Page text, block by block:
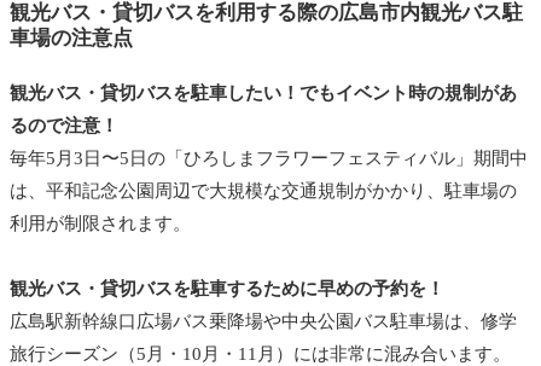
観光バス・ 貸切バスを利用する際の広島市内観光バス駐
車場の注意点
観光バス・貸切バスを駐車したい！でもイベント時の規制があ
るので注意！
毎年5月3日〜5日の「ひろしまフラワーフェスティバル」期間中
は、平和記念公園周辺で大規模な交通規制がかかり、駐車場の
利用が制限されます。
観光バス・貸切バスを駐車するために早めの予約を！
広島駅新幹線口広場バス乗降場や中央公園バス駐車場は、修学
旅行シーズン（5月・10月・11月）には非常に混み合います。